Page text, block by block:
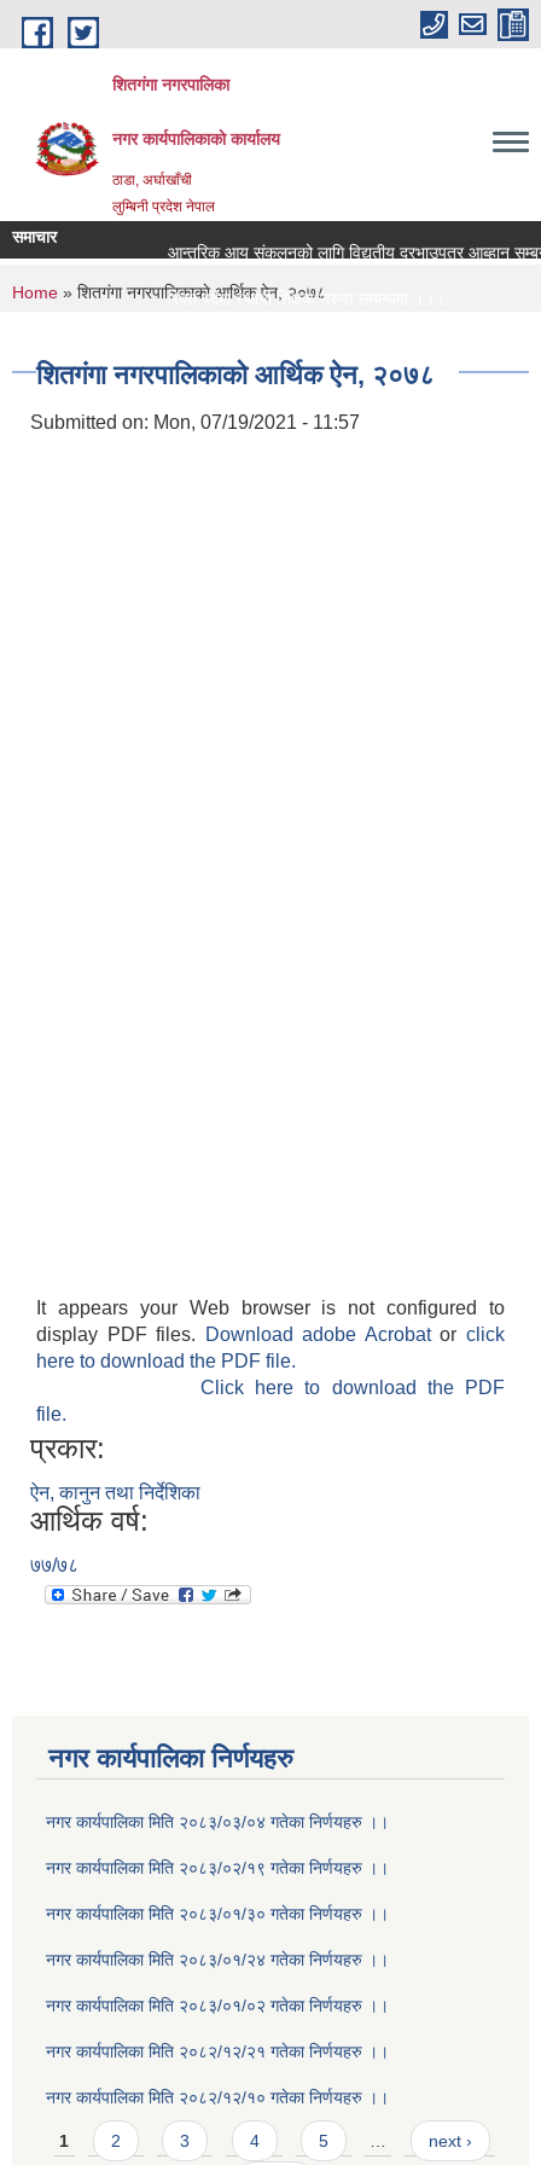
Skip to main content
शितगंगा नगरपालिका
नगर कार्यपालिकाकाे कार्यालय
ठाडा, अर्घाखाँची
लुम्बिनी प्रदेश नेपाल
समाचार
आन्तरिक आय संकलनको लागि विद्युतीय दरभाउपत्र आब्हान
रिक्त पदमा स्थायी शिक्षक सरुवा सम्बन्धमा ।।।
You are here
Home » शितगंगा नगरपालिकाकाे आर्थिक ऐन, २०७८
शितगंगा नगरपालिकाकाे आर्थिक ऐन, २०७८
Submitted on: Mon, 07/19/2021 - 11:57
It appears your Web browser is not configured to
display PDF files.
Download adobe Acrobatorclick
here to download the PDF file.
Click here to download the PDF
file.
प्रकार:
ऐन, कानुन तथा निर्देशिका
आर्थिक वर्ष:
७७/७८
नगर कार्यपालिका निर्णयहरु
नगर कार्यपालिका मिति २०८३/०३/०४ गतेका निर्णयहरु ।।
नगर कार्यपालिका मिति २०८३/०२/१९ गतेका निर्णयहरु ।।
नगर कार्यपालिका मिति २०८३/०१/३० गतेका निर्णयहरु ।।
नगर कार्यपालिका मिति २०८३/०१/२४ गतेका निर्णयहरु ।।
नगर कार्यपालिका मिति २०८३/०१/०२ गतेका निर्णयहरु ।।
नगर कार्यपालिका मिति २०८२/१२/२१ गतेका निर्णयहरु ।।
नगर कार्यपालिका मिति २०८२/१२/१० गतेका निर्णयहरु ।।
Pages
1 2 3 4 5 … next ›